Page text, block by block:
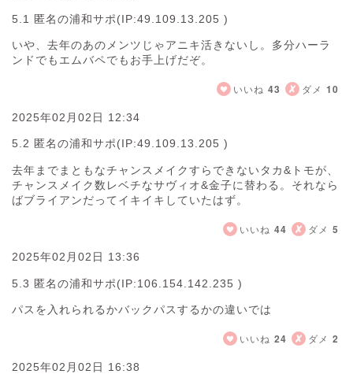
5.1 匿名の浦和サポ(IP:49.109.13.205 )
いや、去年のあのメンツじゃアニキ活きないし。多分ハーラ
ンドでもエムバペでもお手上げだぞ。
いいね 43 ダメ 10
2025年02月02日 12:34
5.2 匿名の浦和サポ(IP:49.109.13.205 )
去年までまともなチャンスメイクすらできないタカ&トモが、
チャンスメイク数レベチなサヴィオ&金子に替わる。それなら
ばブライアンだってイキイキしていたはず。
いいね 44 ダメ 5
2025年02月02日 13:36
5.3 匿名の浦和サポ(IP:106.154.142.235 )
パスを入れられるかバックパスするかの違いでは
いいね 24 ダメ 2
2025年02月02日 16:38